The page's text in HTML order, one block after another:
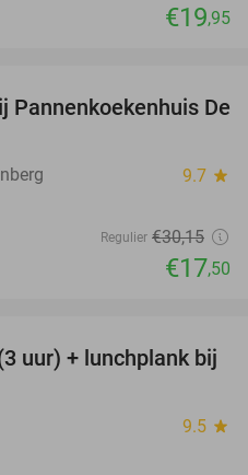
€19,95
42%
Pannenkoekenhuis De
9.7 star
Regulier €30,15
€17,50
51%
uur) + lunchplank bij
9.5 star